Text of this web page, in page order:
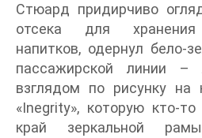
Стюард придирчиво
отсека для хранения
напитков, одернул бело-
пассажирской линии –
взглядом по рисунку на
«Inegrity», которую кто-
край зеркальной